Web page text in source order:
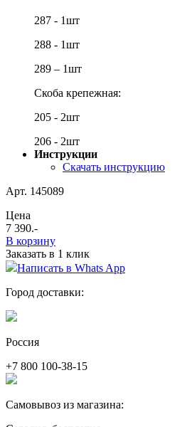
287 - 1шт
288 - 1шт
289 – 1шт
Скоба крепежная:
205 - 2шт
206 - 2шт
Инструкции
Скачать инструкцию
Арт. 145089
Цена
7 390.-
В корзину
Заказать в 1 клик
Написать в Whats App
Город доставки:
Россия
+7 800 100-38-15
Самовывоз из магазина: